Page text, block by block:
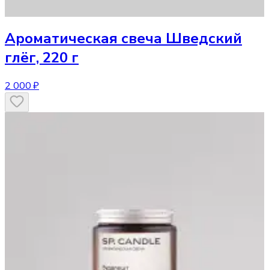
Ароматическая свеча Шведский
глёг, 220 г
2 000 ₽